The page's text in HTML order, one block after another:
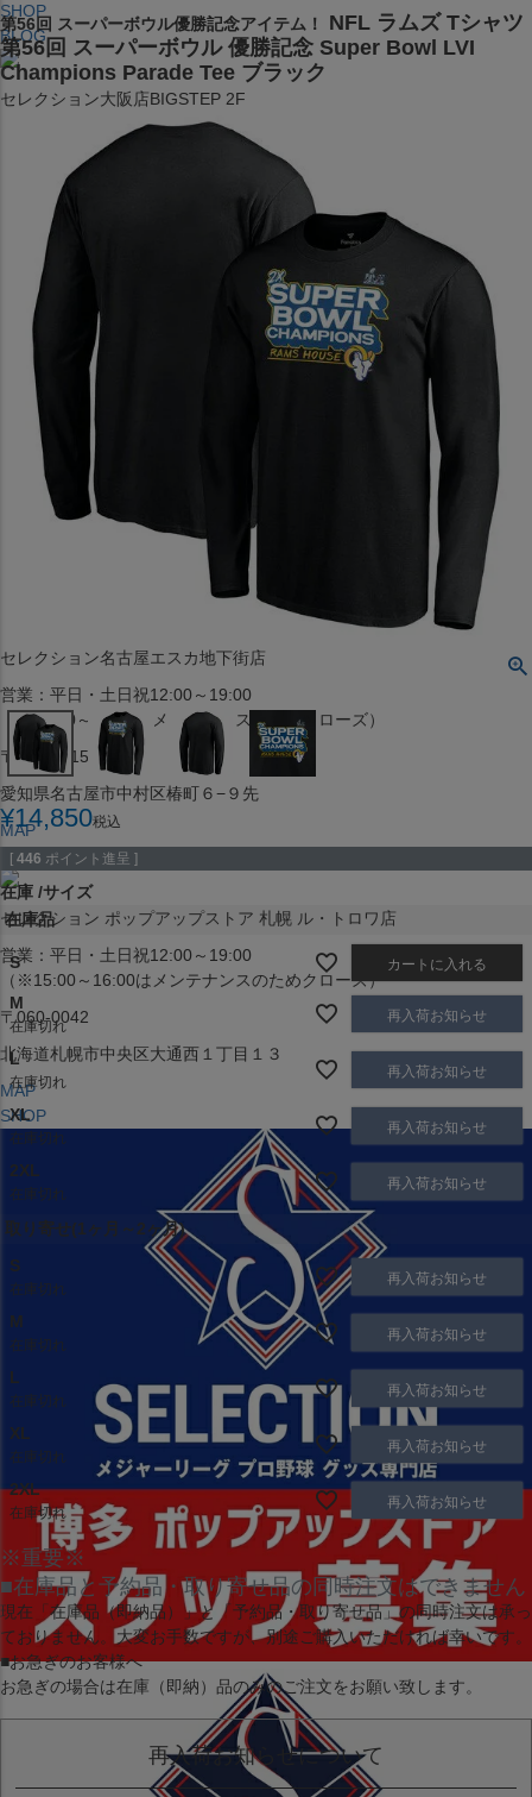
SHOP
BLOG
セレクション大阪店BIGSTEP 2F
営業：平日・土日祝12:00～19:00
〒542-008
大阪府大阪市中央区西心斎橋1丁目6番14号
TEL:06-4708-3300
MAP
SHOP
JR水道橋駅西口店
営業：土・日・祝日のみ 12:00-18:00
〒101-0061
東京都千代田区神田三崎町２丁目２２−１ 1F
セレクション名古屋エスカ地下街店
営業：平日・土日祝12:00～19:00
（※15:00～16:00はメンテナンスのためクローズ）
〒453-0015
愛知県名古屋市中村区椿町６−９先
MAP
SHOP
セレクション ポップアップストア 札幌 ル・トロワ店
営業：平日・土日祝12:00～19:00
（※15:00～16:00はメンテナンスのためクローズ）
〒060-0042
北海道札幌市中央区大通西１丁目１３
MAP
SHOP
第56回 スーパーボウル優勝記念アイテム！
NFL ラムズ Tシャツ
第56回 スーパーボウル 優勝記念 Super Bowl LVI
Champions Parade Tee ブラック
¥14,850税込
[ 446 ポイント進呈 ]
在庫 サイズ
在庫品
S カートに入れる
M
在庫切れ
再入荷お知らせ
L
在庫切れ
再入荷お知らせ
XL
在庫切れ
再入荷お知らせ
2XL
在庫切れ
再入荷お知らせ
取り寄せ(1ヶ月～2ヶ月)
S
在庫切れ
再入荷お知らせ
M
在庫切れ
再入荷お知らせ
L
在庫切れ
再入荷お知らせ
XL
在庫切れ
再入荷お知らせ
2XL
在庫切れ
再入荷お知らせ
※重要※
■在庫品と予約品・取り寄せ品の同時注文はできません
現在 「在庫品（即納品）」と 「予約品・取り寄せ品」の同時注文は承っ
ておりません。大変お手数ですが、別途ご購入いただければ幸いです。
■お急ぎのお客様へ
お急ぎの場合は在庫（即納）品のみのご注文をお願い致します。
再入荷お知らせについて